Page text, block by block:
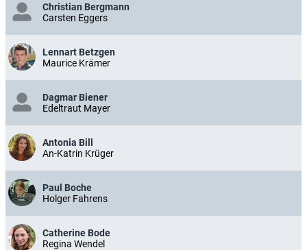
Christian Bergmann
Carsten Eggers
Lennart Betzgen
Maurice Krämer
Dagmar Biener
Edeltraut Mayer
Antonia Bill
An-Katrin Krüger
Paul Boche
Holger Fahrens
Catherine Bode
Regina Wendel